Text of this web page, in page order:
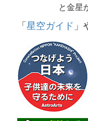
と金星
「星空ガイド 」